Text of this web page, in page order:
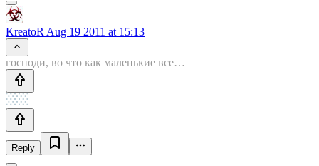
KreatoR Aug 19 2011 at 15:13
господи, во что как маленькие все…
Reply